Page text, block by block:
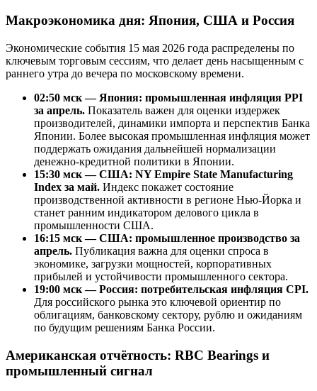
Макроэкономика дня: Япония, США и Россия
Экономические события 15 мая 2026 года распределены по
ключевым торговым сессиям, что делает день насыщенным с
раннего утра до вечера по московскому времени.
02:50 мск — Япония: промышленная инфляция PPI
за апрель. Показатель важен для оценки издержек
производителей, динамики импорта и перспектив Банка
Японии. Более высокая промышленная инфляция может
поддержать ожидания дальнейшей нормализации
денежно-кредитной политики в Японии.
15:30 мск — США: NY Empire State Manufacturing
Index за май. Индекс покажет состояние
производственной активности в регионе Нью-Йорка и
станет ранним индикатором делового цикла в
промышленности США.
16:15 мск — США: промышленное производство за
апрель. Публикация важна для оценки спроса в
экономике, загрузки мощностей, корпоративных
прибылей и устойчивости промышленного сектора.
19:00 мск — Россия: потребительская инфляция CPI.
Для российского рынка это ключевой ориентир по
облигациям, банковскому сектору, рублю и ожиданиям
по будущим решениям Банка России.
Американская отчётность: RBC Bearings и
промышленный сигнал